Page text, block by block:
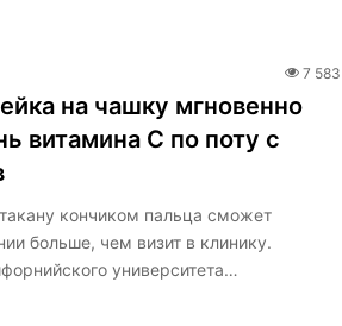
7 583
на чашку мгновенно
витамина C по поту с
кончиком пальца сможет
больше, чем визит в клинику.
университета…